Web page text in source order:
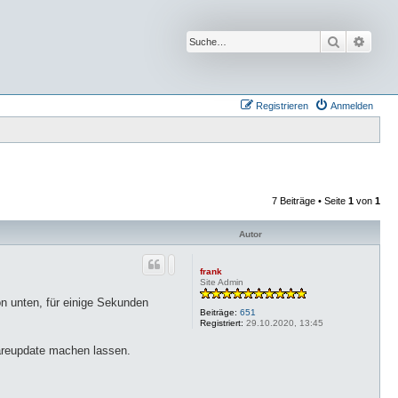
Suche
Anmelden
Registrieren
7 Beiträge • Seite 1 von 1
Autor
frank
Site Admin
Beiträge: 651
Registriert: 29.10.2020, 13:45
unten, für einige Sekunden
machen lassen.